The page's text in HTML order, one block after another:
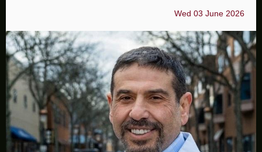
Wed 03 June 2026